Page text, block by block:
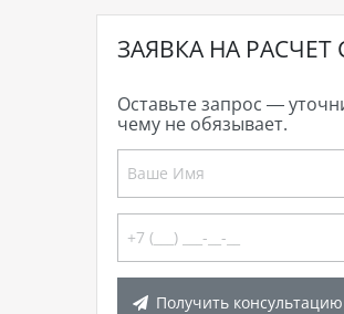
ЗАЯВКА НА
Оставьте запрос —
чему не обязывает.
Получить консультацию